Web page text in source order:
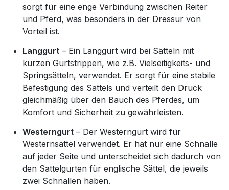
sorgt für eine enge Verbindung zwischen Reiter
und Pferd, was besonders in der Dressur von
Vorteil ist.
Langgurt – Ein Langgurt wird bei Sätteln mit
kurzen Gurtstrippen, wie z.B. Vielseitigkeits- und
Springsätteln, verwendet. Er sorgt für eine stabile
Befestigung des Sattels und verteilt den Druck
gleichmäßig über den Bauch des Pferdes, um
Komfort und Sicherheit zu gewährleisten.
Westerngurt – Der Westerngurt wird für
Westernsättel verwendet. Er hat nur eine Schnalle
auf jeder Seite und unterscheidet sich dadurch von
den Sattelgurten für englische Sättel, die jeweils
zwei Schnallen haben.